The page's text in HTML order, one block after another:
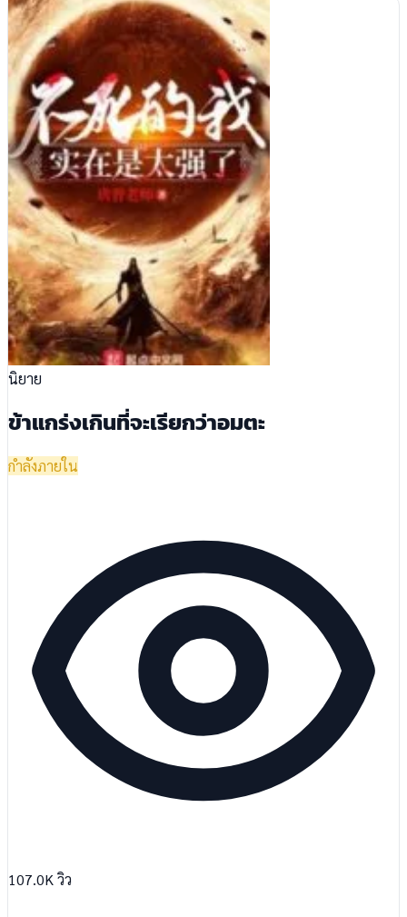
นิยาย
ข้าแกร่งเกินที่จะเรียกว่าอมตะ
กำลังภายใน
107.0K วิว